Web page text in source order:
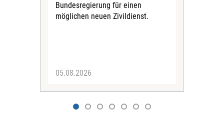
Bundesregierung für einen
möglichen neuen Zivildienst.
05.08.2026